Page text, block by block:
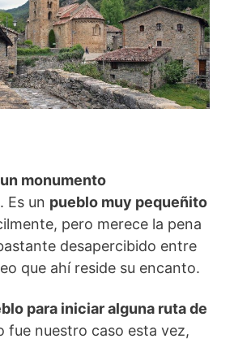
monumento
. Es un pueblo muy pequeñito
pero merece la pena
desapercibido entre
que ahí reside su encanto.
para iniciar alguna ruta de
fue nuestro caso esta vez,